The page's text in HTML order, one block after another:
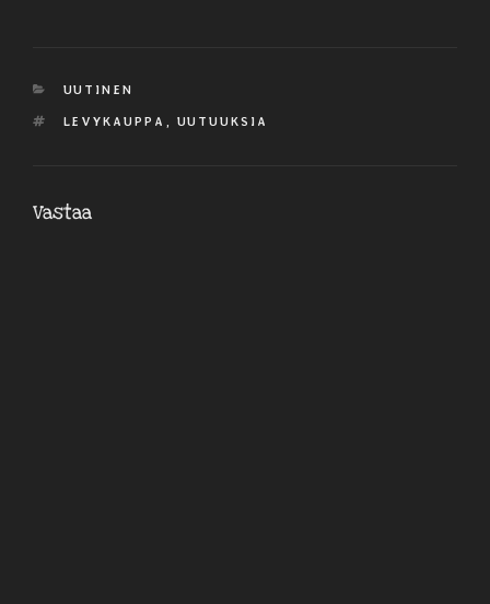
KATEGORIAT
UUTINEN
AVAINSANAT
LEVYKAUPPA , UUTUUKSIA
Vastaa